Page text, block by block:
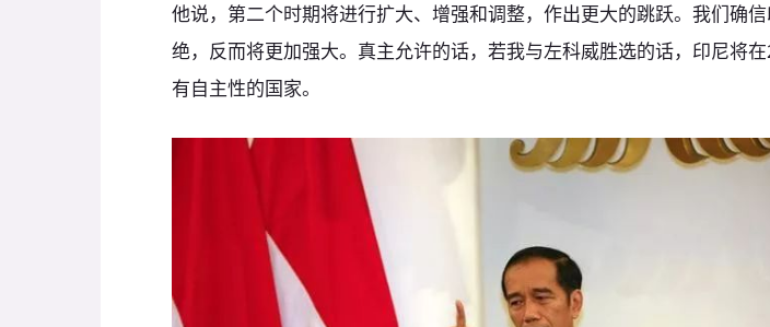
他说，第二个时期将进行扩大、增强和调整，作出更大的跳跃。我们确
绝，反而将更加强大。真主允许的话，若我与左科威胜选的话，印尼将
有自主性的国家。